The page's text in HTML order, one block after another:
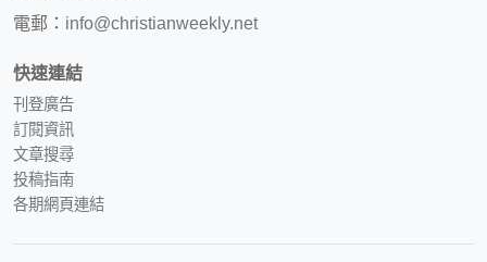
電郵： info@christianweekly.net
快速連結
刊登廣告
訂閱資訊
文章搜尋
投稿指南
各期網頁連結